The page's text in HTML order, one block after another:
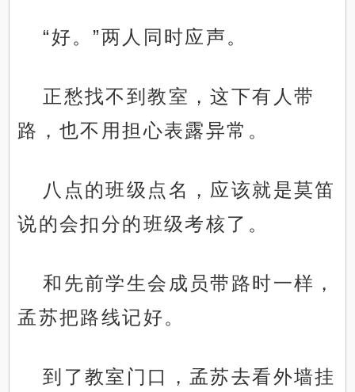
“好。”两人同时应声。
正愁找不到教室，这下有人带
路，也不用担心表露异常。
八点的班级点名，应该就是莫笛
说的会扣分的班级考核了。
和先前学生会成员带路时一样，
孟苏把路线记好。
到了教室门口，孟苏去看外墙挂